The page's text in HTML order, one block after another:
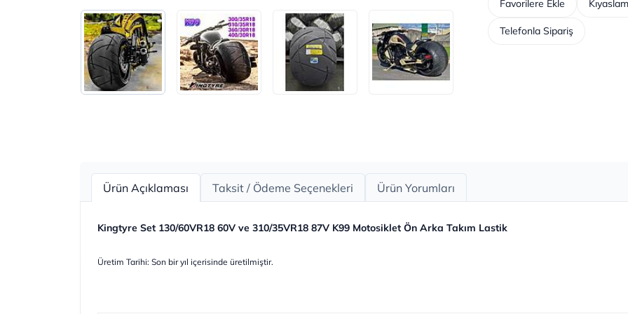
Telefonla Sipariş
Favorilere Ekle
Ürün Açıklaması Taksit / Ödeme Seçenekleri Ürün Yorumları
Kingtyre Set 130/60VR18 60V ve 310/35VR18 87V K99 Motosiklet Ön Arka Takım Lastik
Üretim Tarihi: Son bir yıl içerisinde üretilmiştir.